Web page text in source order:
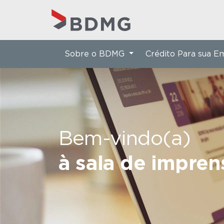
Bem-vindo(a)
à sala de
Sobre o BDMG Crédito Para sua